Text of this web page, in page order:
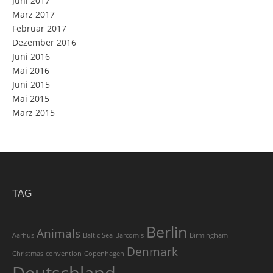
März 2017
Februar 2017
Dezember 2016
Juni 2016
Mai 2016
Juni 2015
Mai 2015
März 2015
TAG
Aarhus Animals Baltic Sea Barcomis Berlin Birmingham
Christmas convention Copenhagen Denmark